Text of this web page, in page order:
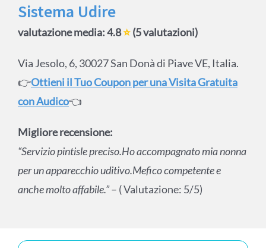
Sistema Udire
valutazione media: 4.8⭐(5 valutazioni)
Via Jesolo, 6, 30027 San Donà di Piave VE, Italia.
👉Ottieni il Tuo Coupon per una Visita Gratuita
con Audico👈
Migliore recensione:
“Servizio pintisle preciso.Ho accompagnato mia nonna
per un apparecchio uditivo.Mefico competente e
anche molto affabile.”– ( Valutazione: 5/5)